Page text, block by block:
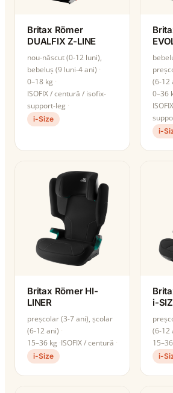
Britax Römer
DUALFIX Z-LINE
nou-născut (0-12 luni),
bebeluș (9 luni-4 ani)
0–18 kg
ISOFIX / centură / isofix-
support-leg
i-Size
(6-12
0–36
i-
Britax Römer HI-
LINER
preșcolar (3-7 ani), școlar
(6-12 ani)
15–36 kg ISOFIX / centură
i-Size
i-
(6-12
i-